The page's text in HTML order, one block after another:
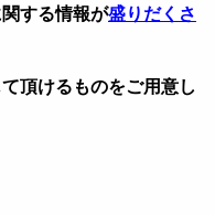
する情報が盛りだくさ
頂けるものをご用意し